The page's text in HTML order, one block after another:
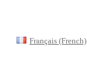
Français (French)